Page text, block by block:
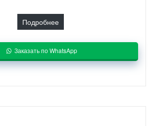
Подробнее
Заказать по WhatsApp